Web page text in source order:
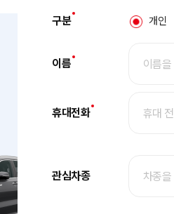
구분 개인
이름
휴대전화
관심차종